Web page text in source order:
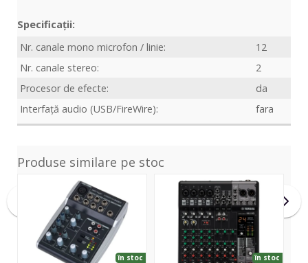
Specificații:
Nr. canale mono microfon / linie:
12
Nr. canale stereo:
2
Procesor de efecte:
da
Interfață audio (USB/FireWire):
fara
Produse similare pe stoc
în stoc în stoc